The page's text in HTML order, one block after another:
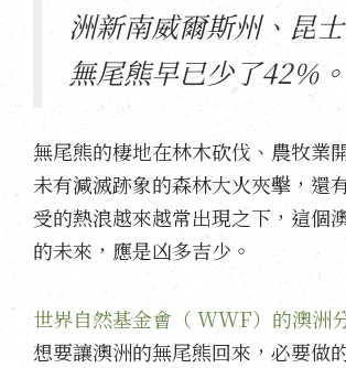
洲新南威爾斯州、昆
無尾熊早已少了42％。
無尾熊的棲地在林木砍伐、農牧業
未有減滅跡象的森林大火夾擊，還
受的熱浪越來越常出現之下，這個
的未來，應是凶多吉少。
世界自然基金會（ WWF）的澳洲
想要讓澳洲的無尾熊回來，必要做